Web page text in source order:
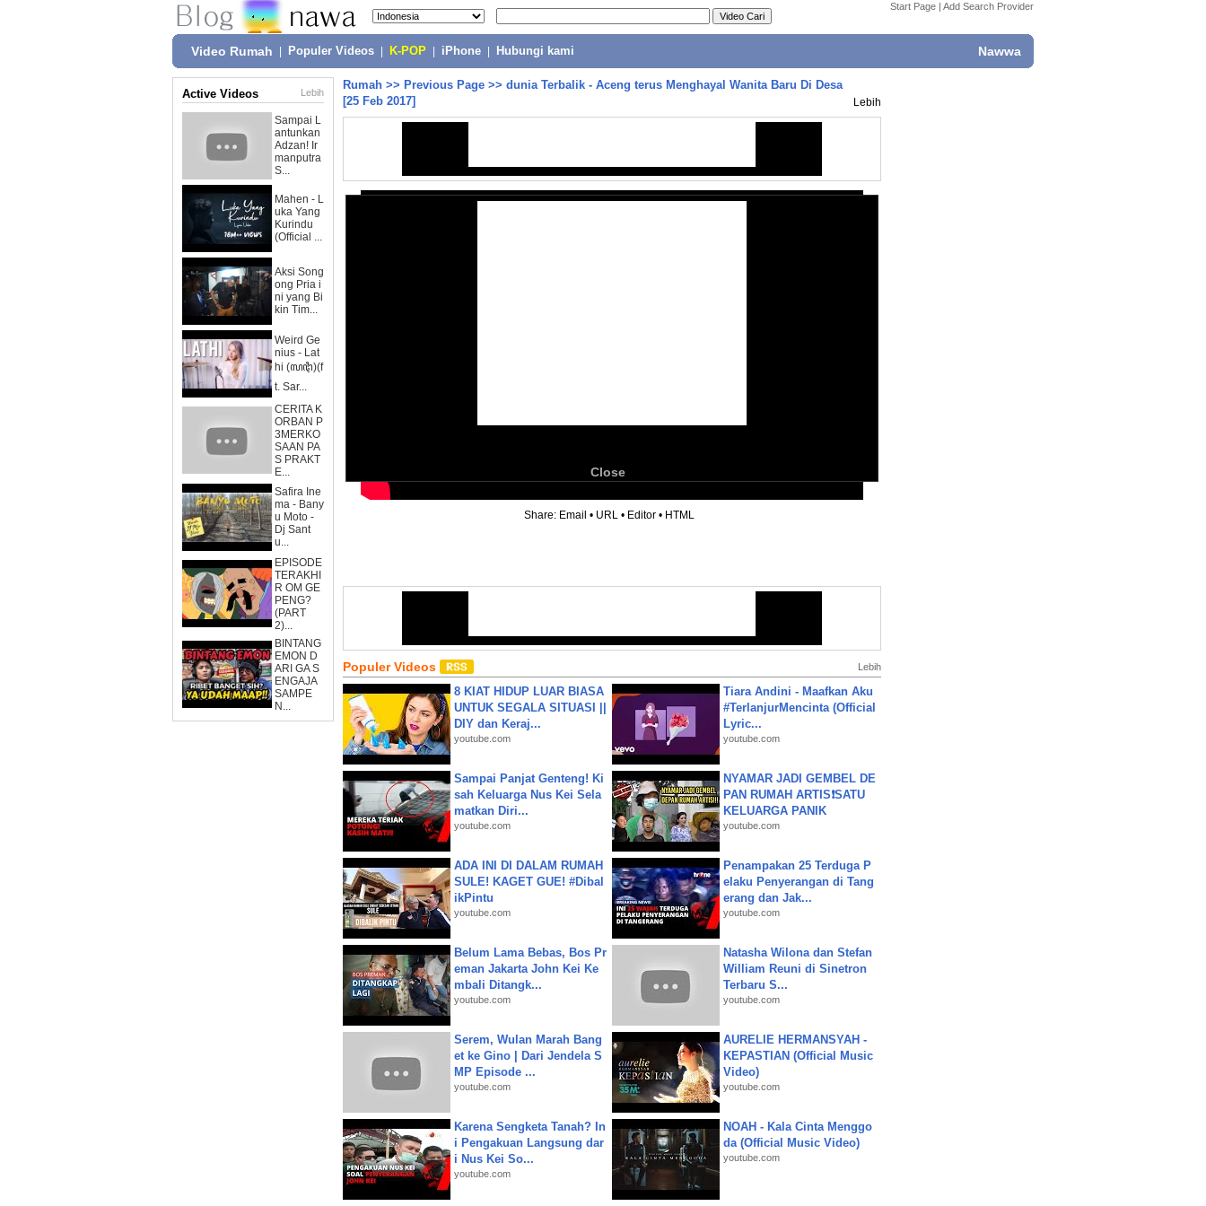
Start Page | Add Search Provider
Video Rumah Populer Videos K-POP iPhone Hubungi kami Nawwa
Active Videos Lebih
Sampai L
antunkan
Adzan! Ir
manputra
S...
Mahen - L
uka Yang
Kurindu
(Official ...
Aksi Song
ong Pria i
ni yang Bi
kin Tim...
Weird Ge
nius - Lat
hi (ꦭꦛꦶ)(f
t. Sar...
CERITA K
ORBAN P
3MERKO
SAAN PA
S PRAKT
E...
Safira Ine
ma - Bany
u Moto -
Dj Sant
u...
EPISODE
TERAKHI
R OM GE
PENG?
(PART
2)...
BINTANG
EMON D
ARI GA S
ENGAJA
SAMPE
N...
Rumah >> Previous Page >> dunia Terbalik - Aceng terus Menghayal Wanita Baru Di Desa
[25 Feb 2017]
Lebih
Close
Share: Email • URL • Editor • HTML
Populer Videos Lebih
8 KIAT HIDUP LUAR BIASA
UNTUK SEGALA SITUASI ||
DIY dan Keraj...
youtube.com
Tiara Andini - Maafkan Aku
#TerlanjurMencinta (Official
Lyric...
youtube.com
Sampai Panjat Genteng! Ki
sah Keluarga Nus Kei Sela
matkan Diri...
youtube.com
NYAMAR JADI GEMBEL DE
PAN RUMAH ARTIS❗SATU
KELUARGA PANIK
youtube.com
ADA INI DI DALAM RUMAH
SULE! KAGET GUE! #Dibal
ikPintu
youtube.com
Penampakan 25 Terduga P
elaku Penyerangan di Tang
erang dan Jak...
youtube.com
Belum Lama Bebas, Bos Pr
eman Jakarta John Kei Ke
mbali Ditangk...
youtube.com
Natasha Wilona dan Stefan
William Reuni di Sinetron
Terbaru S...
youtube.com
Serem, Wulan Marah Bang
et ke Gino | Dari Jendela S
MP Episode ...
youtube.com
AURELIE HERMANSYAH -
KEPASTIAN (Official Music
Video)
youtube.com
Karena Sengketa Tanah? In
i Pengakuan Langsung dar
i Nus Kei So...
youtube.com
NOAH - Kala Cinta Menggo
da (Official Music Video)
youtube.com